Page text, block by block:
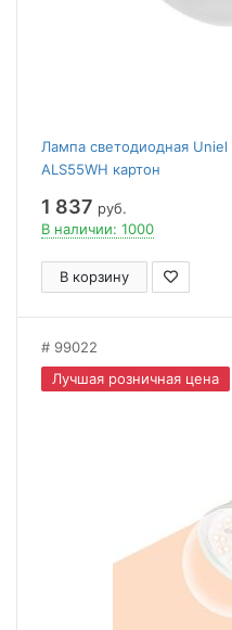
Лампа светодиодная Uniel
ALS55WH картон
1 837 руб.
В наличии: 1000
В корзину
99022
Лучшая розничная цена